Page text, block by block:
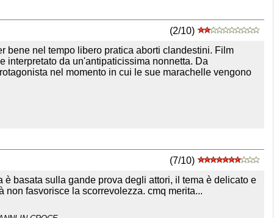
(2/10)
bene nel tempo libero pratica aborti clandestini. Film
interpretato da un'antipaticissima nonnetta. Da
nel momento in cui le sue marachelle vengono
(7/10)
è basata sulla gande prova degli attori, il tema è delicato e
non fasvorisce la scorrevolezza. cmq merita...